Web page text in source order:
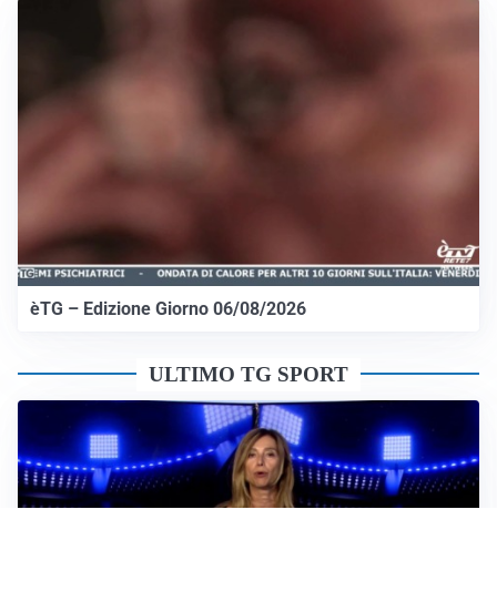
èTG – Edizione Giorno 06/08/2026
ULTIMO TG SPORT